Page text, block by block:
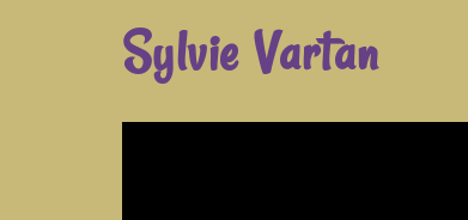
Sylvie Vartan